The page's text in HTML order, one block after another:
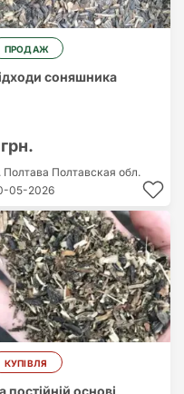
ПРОДАЖ
соняшника
Полтава Полтавская обл.
05-2026
КУПІВЛЯ
постійній основі